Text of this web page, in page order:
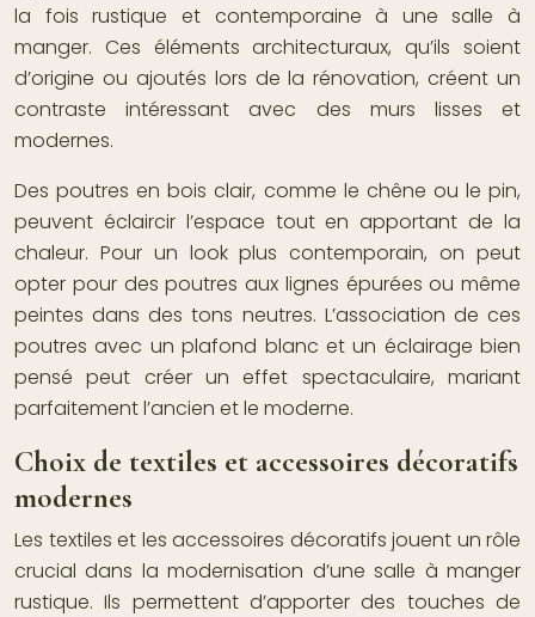
la fois rustique et contemporaine à une salle à
manger. Ces éléments architecturaux, qu’ils soient
d’origine ou ajoutés lors de la rénovation, créent un
contraste intéressant avec des murs lisses et
modernes.
Des poutres en bois clair, comme le chêne ou le pin,
peuvent éclaircir l’espace tout en apportant de la
chaleur. Pour un look plus contemporain, on peut
opter pour des poutres aux lignes épurées ou même
peintes dans des tons neutres. L’association de ces
poutres avec un plafond blanc et un éclairage bien
pensé peut créer un effet spectaculaire, mariant
parfaitement l’ancien et le moderne.
Choix de textiles et accessoires décoratifs
modernes
Les textiles et les accessoires décoratifs jouent un rôle
crucial dans la modernisation d’une salle à manger
rustique. Ils permettent d’apporter des touches de